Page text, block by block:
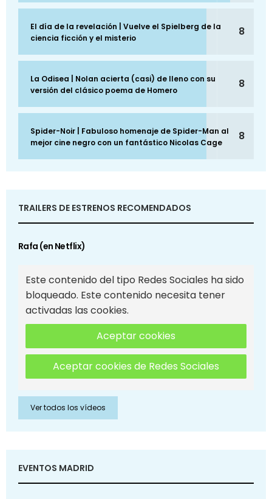
El día de la revelación | Vuelve el Spielberg de la
ciencia ficción y el misterio
8
La Odisea | Nolan acierta (casi) de lleno con su
versión del clásico poema de Homero
8
Spider-Noir | Fabuloso homenaje de Spider-Man al
mejor cine negro con un fantástico Nicolas Cage
8
TRAILERS DE ESTRENOS RECOMENDADOS
Rafa (en Netflix)
Este contenido del tipo Redes Sociales ha sido
bloqueado. Este contenido necesita tener
activadas las cookies.
Aceptar cookies
Aceptar cookies de Redes Sociales
Ver todos los vídeos
EVENTOS MADRID